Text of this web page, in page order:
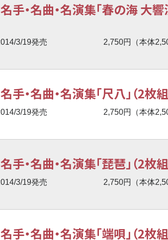
・名曲・名演集「春の海 大響
3/19発売
2,750円（本体
・名曲・名演集「尺八」（2枚組
3/19発売
2,750円（本体
・名曲・名演集「琵琶」（2枚組
3/19発売
2,750円（本体
・名曲・名演集「端唄」（2枚組